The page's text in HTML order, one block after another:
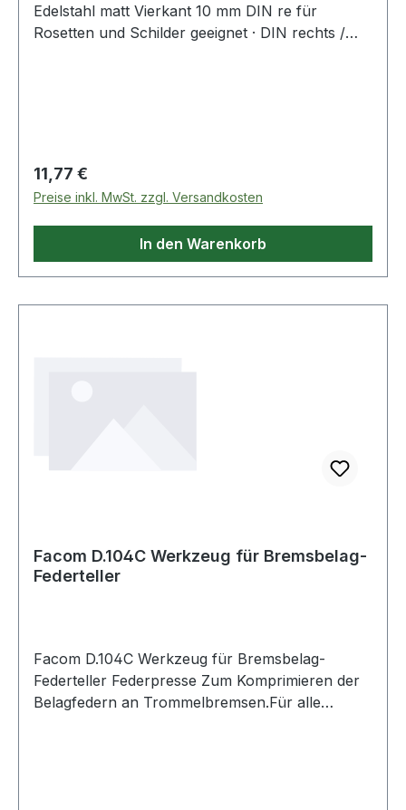
Edelstahl matt Vierkant 10 mm DIN re für
Rosetten und Schilder geeignet · DIN rechts /
Regulärer Preis:
11,77 €
Preise inkl. MwSt. zzgl. Versandkosten
In den Warenkorb
Facom D.104C Werkzeug für Bremsbelag-
Federteller
Facom D.104C Werkzeug für Bremsbelag-
Federteller Federpresse Zum Komprimieren der
Belagfedern an Trommelbremsen.Für alle